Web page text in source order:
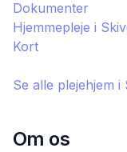
Dokumenter
Hjemmepleje i
Kort
Se alle plejehjem i
Om os